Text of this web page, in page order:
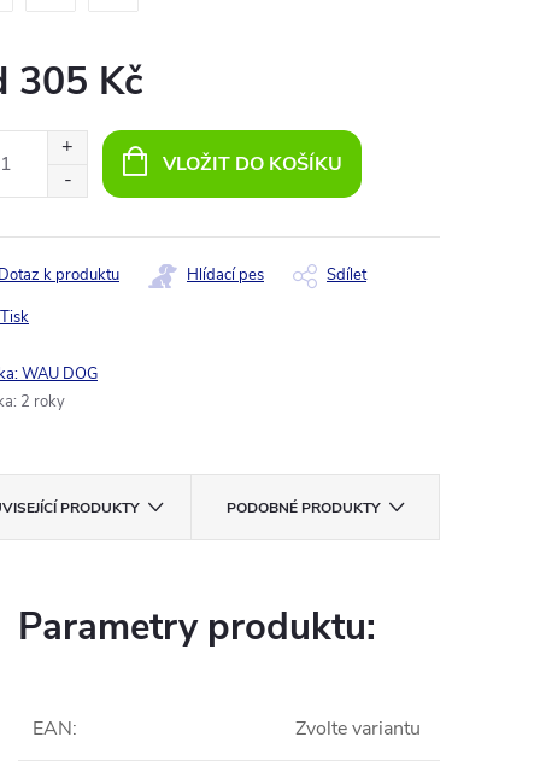
305 Kč
VLOŽIT DO KOŠÍKU
Tisk
Dotaz k produktu Hlídací pes Sdílet
WAU DOG
: 2 roky
PRODUKTY PODOBNÉ PRODUKTY
Parametry produktu:
EAN: Zvolte variantu